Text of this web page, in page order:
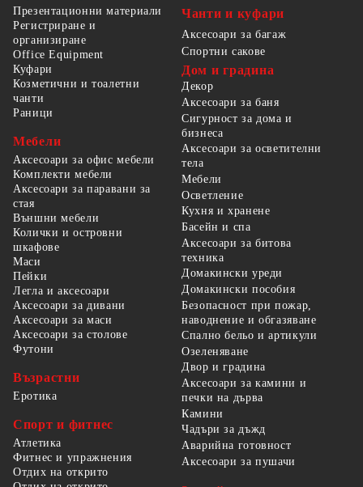
Презентационни материали
Регистриране и
организиране
Office Equipment
Чанти и куфари
Аксесоари за багаж
Спортни сакове
Куфари
Козметични и тоалетни
чанти
Раници
Мебели
Аксесоари за офис мебели
Комплекти мебели
Аксесоари за паравани за
стая
Външни мебели
Колички и островни
шкафове
Маси
Пейки
Легла и аксесоари
Аксесоари за дивани
Аксесоари за маси
Аксесоари за столове
Футони
Възрастни
Еротика
Спорт и фитнес
Атлетика
Фитнес и упражнения
Отдих на открито
Дом и градина
Декор
Аксесоари за баня
Сигурност за дома и
бизнеса
Аксесоари за осветителни
тела
Мебели
Осветление
Кухня и хранене
Басейн и спа
Аксесоари за битова
техника
Домакински уреди
Домакински пособия
Безопасност при пожар,
наводнение и обгазяване
Спално бельо и артикули
Озеленяване
Двор и градина
Аксесоари за камини и
печки на дърва
Камини
Чадъри за дъжд
Аварийна готовност
Аксесоари за пушачи